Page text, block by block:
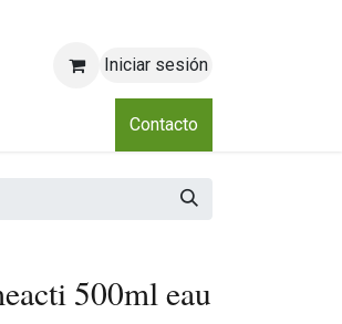
Iniciar sesión
Club
Contacto
500ml eau